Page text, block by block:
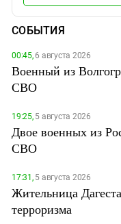
СОБЫТИЯ
00:45,6 августа 2026
Военный из
СВО
19:25,5 августа 2026
Двое военных из
СВО
17:31,5 августа 2026
Жительница
терроризма